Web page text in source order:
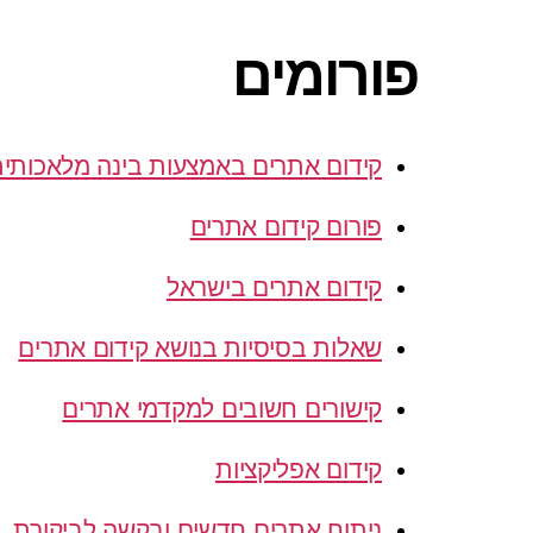
פורומים
קידום אתרים באמצעות בינה
פורום קידום אתרים
קידום אתרים בישראל
שאלות בסיסיות בנושא קידום אתרים
קישורים חשובים למקדמי אתרים
קידום אפליקציות